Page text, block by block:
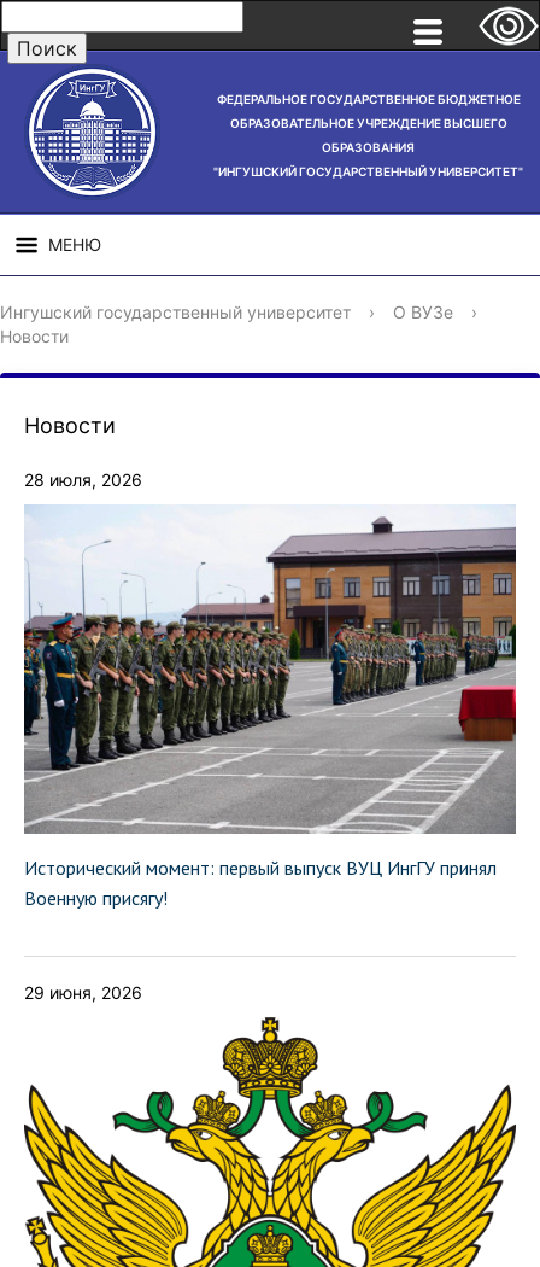
ФЕДЕРАЛЬНОЕ ГОСУДАРСТВЕННОЕ БЮДЖЕТНОЕ
ОБРАЗОВАТЕЛЬНОЕ УЧРЕЖДЕНИЕ ВЫСШЕГО
ОБРАЗОВАНИЯ
"ИНГУШСКИЙ ГОСУДАРСТВЕННЫЙ УНИВЕРСИТЕТ"
МЕНЮ
СВЕДЕНИЯ ОБ
ОБРАЗОВАТЕЛЬНОЙ
НАУЧНАЯ
ДЕЯТЕЛЬНОСТЬ
Ингушский государственный университет › О ВУЗе
›
Новости
Новости
28 июля, 2026
Исторический момент: первый выпуск ВУЦ ИнгГУ принял
Военную присягу!
29 июня, 2026